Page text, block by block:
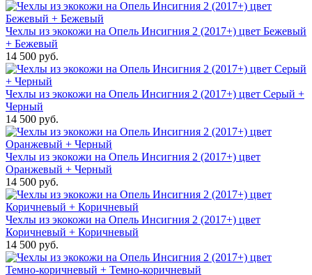
Чехлы из экокожи на Опель Инсигния 2 (2017+) цвет Бежевый
+ Бежевый
14 500 руб.
Чехлы из экокожи на Опель Инсигния 2 (2017+) цвет Серый +
Черный
14 500 руб.
Чехлы из экокожи на Опель Инсигния 2 (2017+) цвет
Оранжевый + Черный
14 500 руб.
Чехлы из экокожи на Опель Инсигния 2 (2017+) цвет
Коричневый + Коричневый
14 500 руб.